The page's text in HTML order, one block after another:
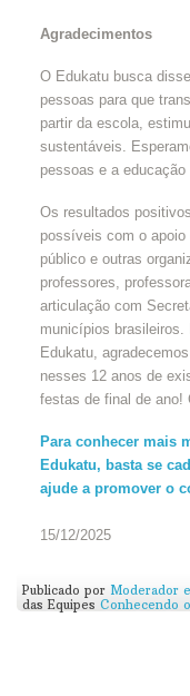
Agradecimentos
O Edukatu busca
pessoas para que
partir da escola,
sustentáveis.
pessoas e a
Os resultados
possíveis com o
público e outras
professores,
articulação com
municípios
Edukatu,
nesses 12 anos de
festas de final de ano!
Para conhecer mais
Edukatu, basta se
ajude a promover o
15/12/2025
Publicado por Moderador
das Equipes Conhecendo